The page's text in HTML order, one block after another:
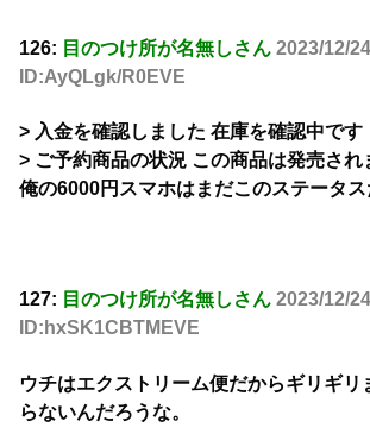
126: 目のつけ所が名無しさん 2023/12/
ID:AyQLgk/R0EVE
> 入金を確認しました 在庫を確認中です
> ご予約商品の状況 この商品は発売され
俺の6000円スマホはまだこのステータス
127: 目のつけ所が名無しさん 2023/12/
ID:hxSK1CBTMEVE
ウチはエクストリーム便だからギリギリ
らないんだろうな。